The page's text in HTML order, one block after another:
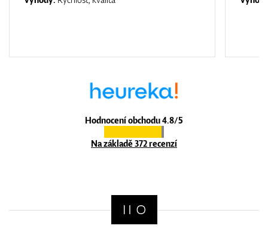
Hodnocení obchodu 4.8/5
Na základě 372 recenzí